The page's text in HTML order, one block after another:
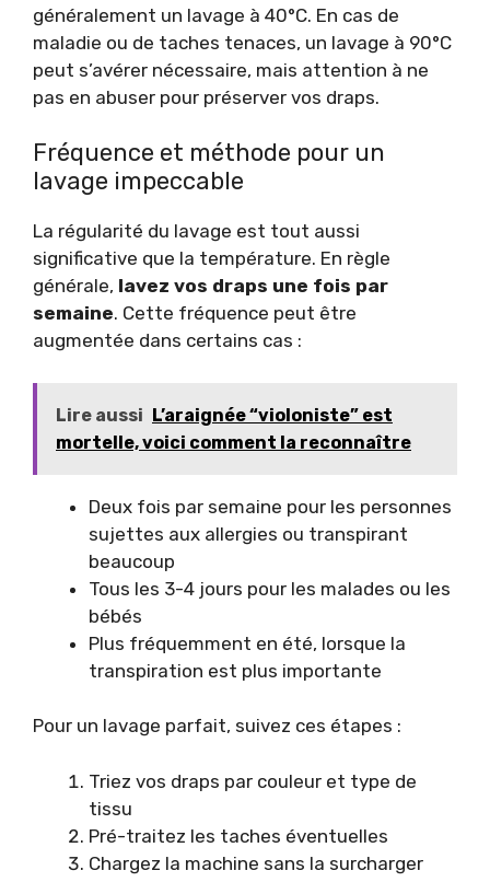
généralement un lavage à 40°C. En cas de
maladie ou de taches tenaces, un lavage à 90°C
peut s’avérer nécessaire, mais attention à ne
pas en abuser pour préserver vos draps.
Fréquence et méthode pour un
lavage impeccable
La régularité du lavage est tout aussi
significative que la température. En règle
générale, lavez vos draps une fois par
semaine. Cette fréquence peut être
augmentée dans certains cas :
Lire aussi L’araignée “violoniste” est
mortelle, voici comment la reconnaître
Deux fois par semaine pour les personnes
sujettes aux allergies ou transpirant
beaucoup
Tous les 3-4 jours pour les malades ou les
bébés
Plus fréquemment en été, lorsque la
transpiration est plus importante
Pour un lavage parfait, suivez ces étapes :
Triez vos draps par couleur et type de
tissu
Pré-traitez les taches éventuelles
Chargez la machine sans la surcharger